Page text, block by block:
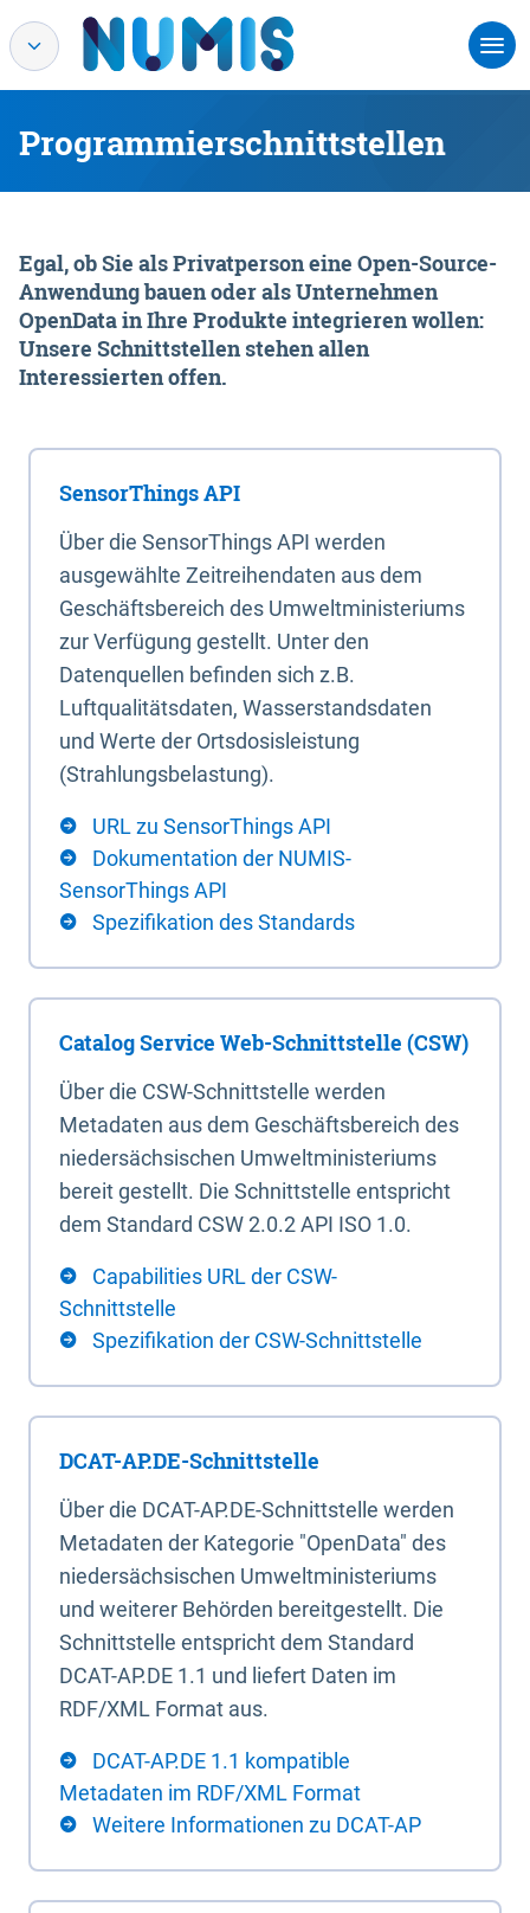
Programmierschnittstellen
Egal, ob Sie als Privatperson eine Open-Source-
Anwendung bauen oder als Unternehmen
OpenData in Ihre Produkte integrieren wollen:
Unsere Schnittstellen stehen allen
Interessierten offen.
SensorThings API
Über die SensorThings API werden
ausgewählte Zeitreihendaten aus dem
Geschäftsbereich des Umweltministeriums
zur Verfügung gestellt. Unter den
Datenquellen befinden sich z.B.
Luftqualitätsdaten, Wasserstandsdaten
und Werte der Ortsdosisleistung
(Strahlungsbelastung).
URL zu SensorThings API
Dokumentation der NUMIS-
SensorThings API
Spezifikation des Standards
Catalog Service Web-Schnittstelle (CSW)
Über die CSW-Schnittstelle werden
Metadaten aus dem Geschäftsbereich des
niedersächsischen Umweltministeriums
bereit gestellt. Die Schnittstelle entspricht
dem Standard CSW 2.0.2 API ISO 1.0.
Capabilities URL der CSW-
Schnittstelle
Spezifikation der CSW-Schnittstelle
DCAT-AP.DE-Schnittstelle
Über die DCAT-AP.DE-Schnittstelle werden
Metadaten der Kategorie "OpenData" des
niedersächsischen Umweltministeriums
und weiterer Behörden bereitgestellt. Die
Schnittstelle entspricht dem Standard
DCAT-AP.DE 1.1 und liefert Daten im
RDF/XML Format aus.
DCAT-AP.DE 1.1 kompatible
Metadaten im RDF/XML Format
Weitere Informationen zu DCAT-AP